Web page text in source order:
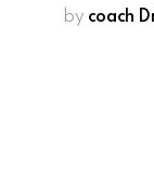
by coach